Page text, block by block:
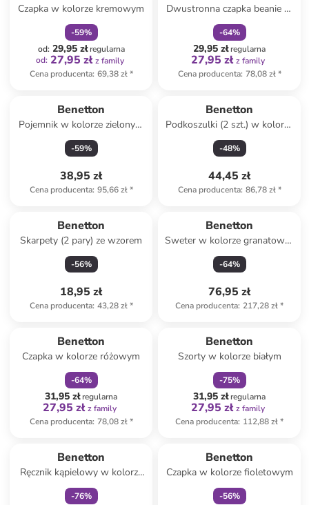
Czapka w kolorze kremowym
-59%
od: 29,95 złregularna
od: 27,95 zł z family
Cena producenta: 69,38 zł*
Dwustronna czapka beanie w
kolorze szaro-białym
-64%
29,95 złregularna
27,95 zł z family
Cena producenta: 78,08 zł*
Benetton
Pojemnik w kolorze zielonym
- 840 ml
-59%
38,95 zł
Cena producenta: 95,66 zł*
Benetton
Podkoszulki (2 szt.) w kolorze
białym
-48%
44,45 zł
Cena producenta: 86,78 zł*
Benetton
Skarpety (2 pary) ze wzorem
-56%
18,95 zł
Cena producenta: 43,28 zł*
Benetton
Sweter w kolorze granatowo-
białym
-64%
76,95 zł
Cena producenta: 217,28 zł*
Benetton
Czapka w kolorze różowym
-64%
31,95 złregularna
27,95 zł z family
Cena producenta: 78,08 zł*
Benetton
Szorty w kolorze białym
-75%
31,95 złregularna
27,95 zł z family
Cena producenta: 112,88 zł*
Benetton
Ręcznik kąpielowy w kolorze
różowym z kapturem
-76%
Benetton
Czapka w kolorze fioletowym
-56%